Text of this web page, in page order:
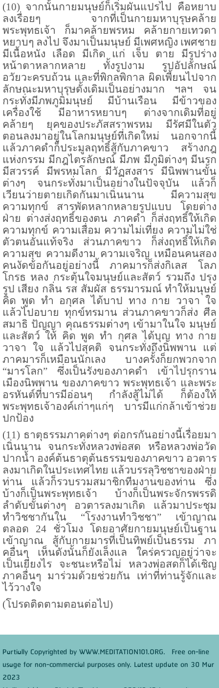
(10) จากนั้นกายมนุษย์ก็เริ่มผันแปรไป คือหยาบ
ลงเรื่อยๆ จากที่เป็นกายมหาบุรุษคล้าย
พระพุทธเจ้า ก็มาคล้ายพรหม คล้ายกายเทวดา
หยาบๆ ลงไป จึงมาเป็นมนุษย์ มีเพศหญิง เพศชาย
มีเนื้อหนัง เลือด มีเกิด แก่ เจ็บ ตาย มีรูปร่าง
หน้าตาหลากหลาย ทั้งรูปงาม รูปอัปลักษณ์
อวัยวะครบถ้วน และที่พิกลพิกาล ผิดเพี้ยนไปจาก
ลักษณะมหาบุรุษดั้งเดิมเป็นอย่างมาก ฯลฯ จน
กระทั่งมีภพภูมิมนุษย์ มีบ้านเรือน มีข้าวของ
เครื่องใช้ มีอาหารหยาบๆ ต่างจากเดิมที่อยู่
คล้ายๆ ยุคของประภัสสราพรหม มีรัศมีในตัว
ตอนลงมาอยู่ในโลกมนุษย์ที่เกิดใหม่ นอกจากนี้
แล้วภาคดำก็ประมูลฤทธิ์สู้กับภาคขาว สร้างกฎ
แห่งกรรม มีกฎไตรลักษณ์ มีภพ มีภูมิต่างๆ มีนรก
มีสวรรค์ มีพรหมโลก มีวัฏสงสาร มีนิพพานขั้น
ต่างๆ จนกระทั่งมาเป็นอย่างในปัจจุบัน แล้วก็
เวียนว่ายตายเกิดกันมาเนิ่นนาน มีความสุข
ความทุกข์ สารพัดหลากหลายรูปแบบ โดยต่าง
ฝ่าย ต่างส่งฤทธิ์ของตน ภาคดำ ก็ส่งฤทธิ์ให้เกิด
ความทุกข์ ความเสื่อม ความไม่เที่ยง ความไม่ใช่
ตัวตนอันแท้จริง ส่วนภาคขาว ก็ส่งฤทธิ์ให้เกิด
ความสุข ความดีงาม ความเจริญ เหมือนคนสอง
คนงัดข้อกันอยู่อย่างนี้ ภาคมารก็ส่งกิเลส โลภ
โกรธ หลง กระตุ้นใจมนุษย์และสัตว์ รวมถึง ปรุง
รูป เสียง กลิ่น รส สัมผัส ธรรมารมณ์ ทำให้มนุษย์
คิด พูด ทำ อกุศล ได้บาป ทาง กาย วาจา ใจ
แล้วไปอบาย ทุกข์ทรมาน ส่วนภาคขาวก็ส่ง ศีล
สมาธิ ปัญญา คุณธรรมต่างๆ เข้ามาในใจ มนุษย์
และสัตว์ ให้ คิด พูด ทำ กุศล ได้บุญ ทาง กาย
วาจา ใจ แล้วไปสุคติ จนกระทั่งถึงนิพพาน แต่
ภาคมารก็เหมือนนักเลง บางครั้งก็ยกพวกจาก
“มารโลก” ซึ่งเป็นรังของภาคดำ เข้าไปรุกราน
เมืองนิพพาน ของภาคขาว พระพุทธเจ้า และพระ
อรหันต์ที่บารมีอ่อนๆ กำลังสู้ไม่ได้ ก็ต้องให้
พระพุทธเจ้าองค์เก่าๆแก่ๆ บารมีแก่กล้าเข้าช่วย
ปกป้อง
(11) ธาตุธรรมภาคต่างๆ ต่อกรกันอย่างนี้เรื่อยมา
เนิ่นนาน จนกระทั่งหลวงพ่อสด หรือหลวงพ่อวัด
ปากน้ำ องค์ต้นธาตุต้นธรรมของภาคขาว อวตาร
ลงมาเกิดในประเทศไทย แล้วบรรลุวิชชาของฝ่าย
ท่าน แล้วก็รวบรวมสมาชิกทีมงานของท่าน ซึ่ง
บ้างก็เป็นพระพุทธเจ้า บ้างก็เป็นพระจักรพรรดิ
ลำดับขั้นต่างๆ อวตารลงมาเกิด แล้วมาประชุม
ทำวิชชากันใน “โรงงานทำวิชชา” เข้าญาณ
ตลอด 24 ชั่วโมง โดยอาศัยกายมนุษย์เป็นฐาน
เข้าญาณ สู้กับกายมารที่เป็นทิพย์เป็นธรรม ภา
คอื่นๆ เห็นดังนั้นก็ยังเล็งแล ใคร่ครวญอยู่ว่าจะ
เป็นเยี่ยงไร จะชนะหรือไม่ หลวงพ่อสดก็ได้เชิญ
ภาคอื่นๆ มาร่วมด้วยช่วยกัน เท่าที่ท่านรู้จักและ
ไว้วางใจ
(โปรดติดตามตอนต่อไป)
Partially Copyrighted by WWW.MEDITATION101.ORG. Free on-line
usage for non-commercial purposes only. Latest update on 30 Mar
2023